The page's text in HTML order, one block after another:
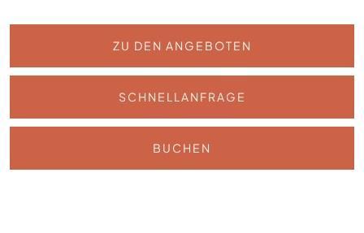
ZU DEN ANGEBOTEN
SCHNELLANFRAGE
BUCHEN